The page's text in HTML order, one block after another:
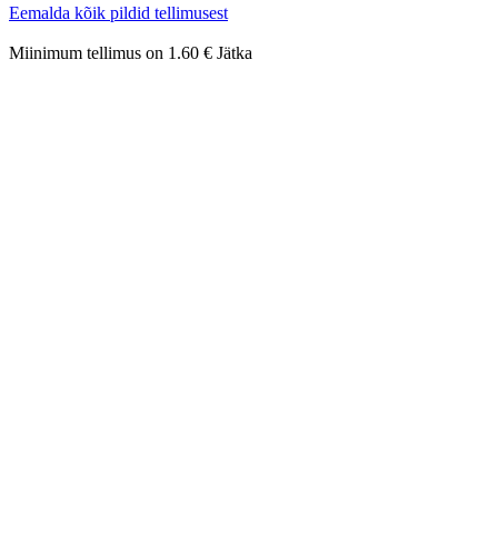
Eemalda kõik pildid tellimusest
Miinimum tellimus on 1.60 € Jätka